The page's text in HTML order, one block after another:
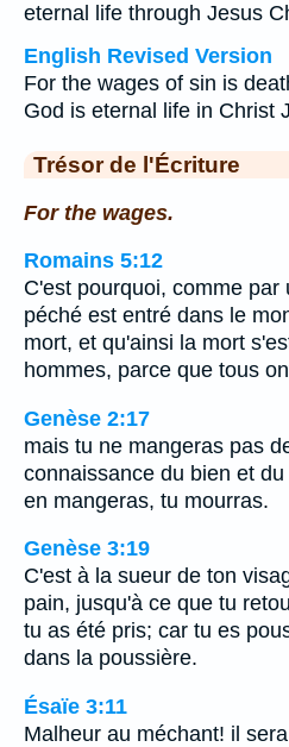
eternal life through Jesus
English Revised Version
For the wages of sin is
God is eternal life in Christ
Trésor de l'Écriture
For the wages.
Romains 5:12
C'est pourquoi, comme par
péché est entré dans le
mort, et qu'ainsi la mort
hommes, parce que tous
Genèse 2:17
mais tu ne mangeras pas
connaissance du bien et
en mangeras, tu mourras.
Genèse 3:19
C'est à la sueur de ton
pain, jusqu'à ce que tu
tu as été pris; car tu es
dans la poussière.
Ésaïe 3:11
Malheur au méchant! il